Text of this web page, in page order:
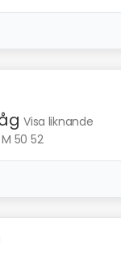
Visa liknande
50 52